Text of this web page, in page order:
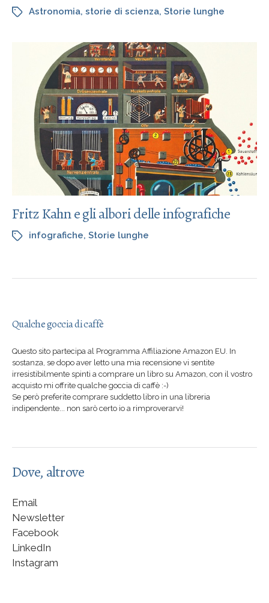
Astronomia, storie di scienza, Storie lunghe
Fritz Kahn e gli albori delle infografiche
infografiche, Storie lunghe
Qualche goccia di caffè
Questo sito partecipa al Programma Affiliazione Amazon EU. In
sostanza, se dopo aver letto una mia recensione vi sentite
irresistibilmente spinti a comprare un libro su Amazon, con il vostro
acquisto mi offrite qualche goccia di caffè :-)
Se però preferite comprare suddetto libro in una libreria
indipendente... non sarò certo io a rimproverarvi!
Dove, altrove
Email
Newsletter
Facebook
LinkedIn
Instagram